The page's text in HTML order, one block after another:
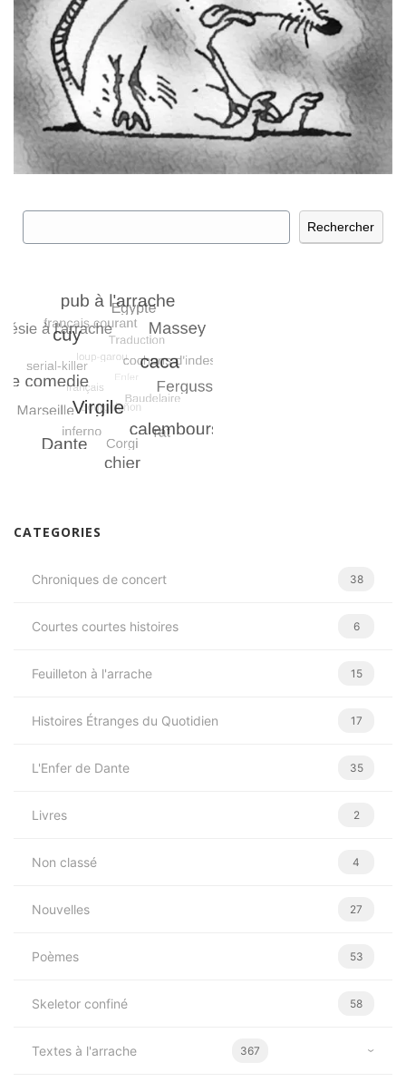
Rechercher
CATEGORIES
Chroniques de concert 38
Courtes courtes histoires 6
Feuilleton à l'arrache 15
Histoires Étranges du Quotidien 17
L'Enfer de Dante 35
Livres 2
Non classé 4
Nouvelles 27
Poèmes 53
Skeletor confiné 58
Textes à l'arrache 367